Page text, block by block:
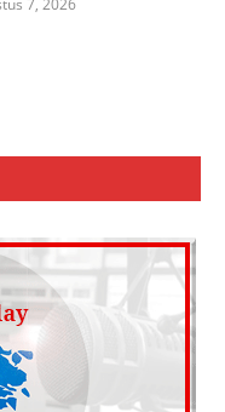
7, 2026